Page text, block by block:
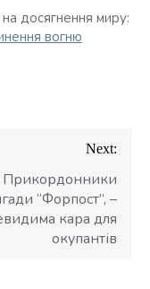
досягнення миру:
вогню
Next:
Прикордонники
“Форпост”, –
кара для
окупантів